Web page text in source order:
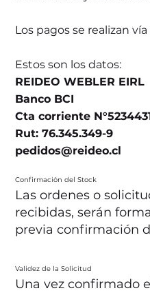
Los pagos se realizan
Estos son los datos:
REIDEO WEBLER EIRL
Banco BCI
Cta corriente
Rut: 76.345.349-9
pedidos@reideo.cl
Confirmación del Stock
Las ordenes o
recibidas, serán
previa confirmación
Validez de la Solicitud
Una vez confirmado